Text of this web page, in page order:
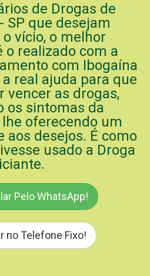
de Drogas de
SP que desejam
vício, o melhor
o realizado com a
com Ibogaína
a real ajuda para que
vencer as drogas,
os sintomas da
oferecendo um
aos desejos. É como
usado a Droga
Pelo WhatsApp!
no Telefone Fixo!